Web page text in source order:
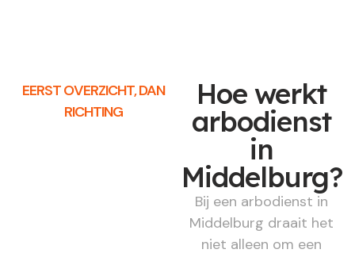
EERST OVERZICHT, DAN
RICHTING
Hoe werkt
arbodienst
in
Middelburg?
Bij een arbodienst in
Middelburg draait het
niet alleen om een